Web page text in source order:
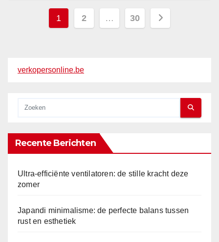
Berichten
1 2 … 30
verkopersonline.be
Recente Berichten
Ultra-efficiënte ventilatoren: de stille kracht deze
zomer
Japandi minimalisme: de perfecte balans tussen
rust en esthetiek